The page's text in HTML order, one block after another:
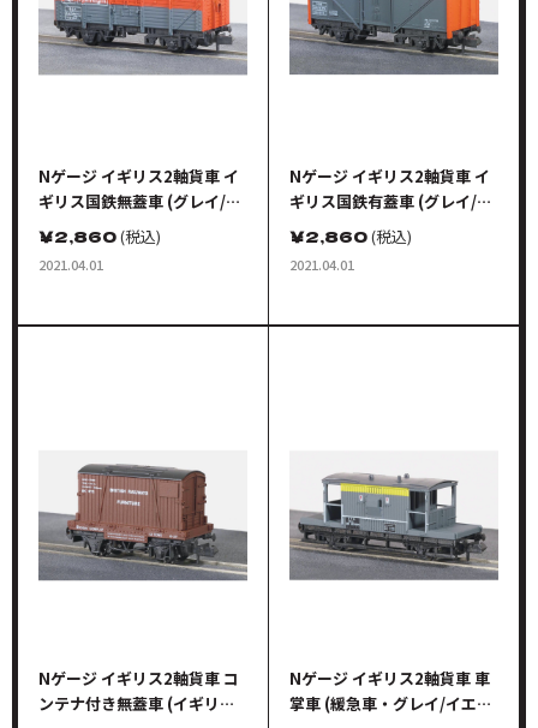
Nゲージ イギリス2軸貨車 イ
ギリス国鉄無蓋車 (グレイ/オ
レンジ)
￥2,860(税込)
2021.04.01
Nゲージ イギリス2軸貨車 イ
ギリス国鉄有蓋車 (グレイ/オ
レンジ)
￥2,860(税込)
2021.04.01
Nゲージ イギリス2軸貨車 コ
ンテナ付き無蓋車 (イギリス
Nゲージ イギリス2軸貨車 車
掌車 (緩急車・グレイ/イエロ